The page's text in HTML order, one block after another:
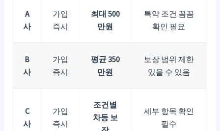
A
사
가입
즉시
최대 500
만원
특약 조건 꼼꼼
확인 필요
B
사
가입
즉시
평균 350
만원
보장 범위 제한
있을 수 있음
C
사
가입
즉시
조건별
차등 보
세부 항목 확인
필수